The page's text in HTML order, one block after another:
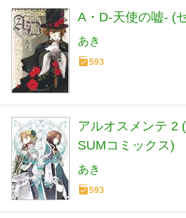
A・D-天使の嘘- (
あき
593
アルオスメンテ 2
SUMコミックス)
あき
593